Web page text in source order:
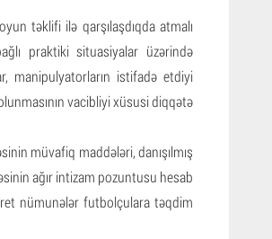
təklifi ilə qarşılaşdıqda atmalı
praktiki situasiyalar üzərində
manipulyatorların istifadə etdiyi
vacibliyi xüsusi diqqətə
müvafiq maddələri, danışılmış
ağır intizam pozuntusu hesab
nümunələr futbolçulara təqdim